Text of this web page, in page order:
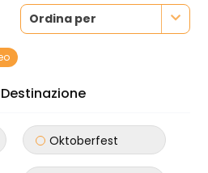
Ordina per
Destinazione
Oktoberfest